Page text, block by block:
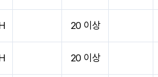
20 이상
20 이상